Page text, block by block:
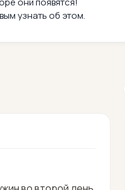
узнать об этом.